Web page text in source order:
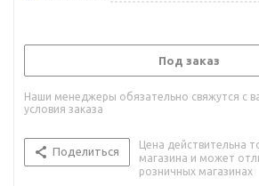
Под заказ
Наши менеджеры обязательно свяжутся с
условия заказа
Поделиться
Цена действительна
магазина и может
розничных магазинах